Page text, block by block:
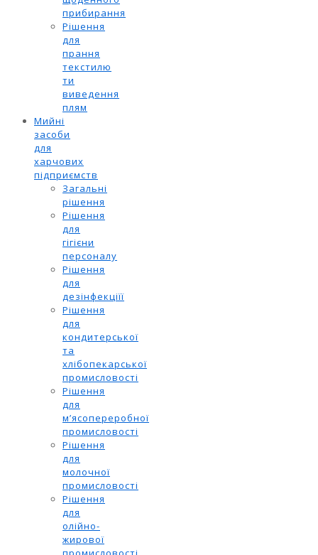
прибирання
Рішення
для
прання
текстилю
ти
виведення
плям
Мийні
засоби
для
харчових
підприємств
Загальні
рішення
Рішення
для
гігієни
персоналу
Рішення
для
дезінфекціїї
Рішення
для
кондитерської
та
хлібопекарської
промисловості
Рішення
для
м’ясопереробної
промисловості
Рішення
для
молочної
промисловості
Рішення
для
олійно-
жирової